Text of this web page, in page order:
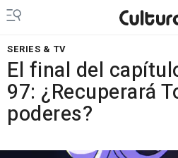
SERIES & TV
El final del
97: ¿Recuperará
poderes?